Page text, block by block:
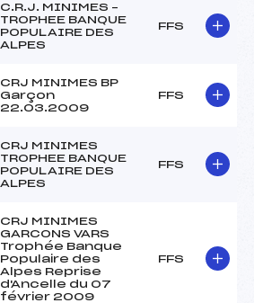
C.R.J. MINIMES –
TROPHEE BANQUE
POPULAIRE DES
ALPES
FFS
CRJ MINIMES BP
Garçon
22.03.2009
FFS
CRJ MINIMES
TROPHEE BANQUE
POPULAIRE DES
ALPES
FFS
CRJ MINIMES
GARCONS VARS
Trophée Banque
Populaire des
Alpes Reprise
d'Ancelle du 07
février 2009
FFS